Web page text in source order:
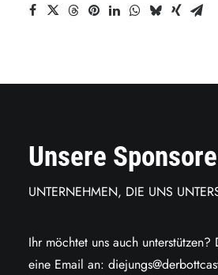
Unsere
UNTERNEHMEN, DIE UNS
Ihr möchtet uns auch unterstützen?
eine Email an: